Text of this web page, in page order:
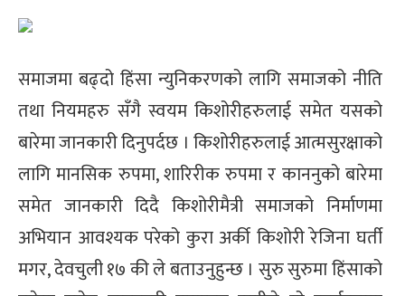
समाजमा बढ्दो हिंसा न्युनिकरणको लागि समाजको नीति
तथा नियमहरु सँगै स्वयम किशोरीहरुलाई समेत यसको
बारेमा जानकारी दिनुपर्दछ । किशोरीहरुलाई आत्मसुरक्षाको
लागि मानसिक रुपमा, शारिरीक रुपमा र काननुको बारेमा
समेत जानकारी दिदै किशोरीमैत्री समाजको निर्माणमा
अभियान आवश्यक परेको कुरा अर्की किशोरी रेजिना घर्ती
मगर, देवचुली १७ की ले बताउनुहुन्छ । सुरु सुरुमा हिंसाको